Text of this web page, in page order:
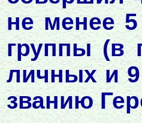
не менее
группы (в
личных и 9
званию